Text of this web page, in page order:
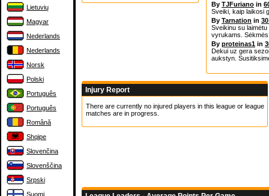
Lietuvių
Magyar
Nederlands
Nederlands
Norsk
Polski
Português
Português
Română
Shqipe
Slovenčina
Slovenščina
Srpski
Suomi
By TJFuriano in
Sveiki, kaip laikosi
By Tarnation in
Sveikinu su
vyrukams.
By proteinas1 in
Dekui uz gera
aukstyn.
Injury Report
There are currently no injured players in this league or league
matches are in progress.